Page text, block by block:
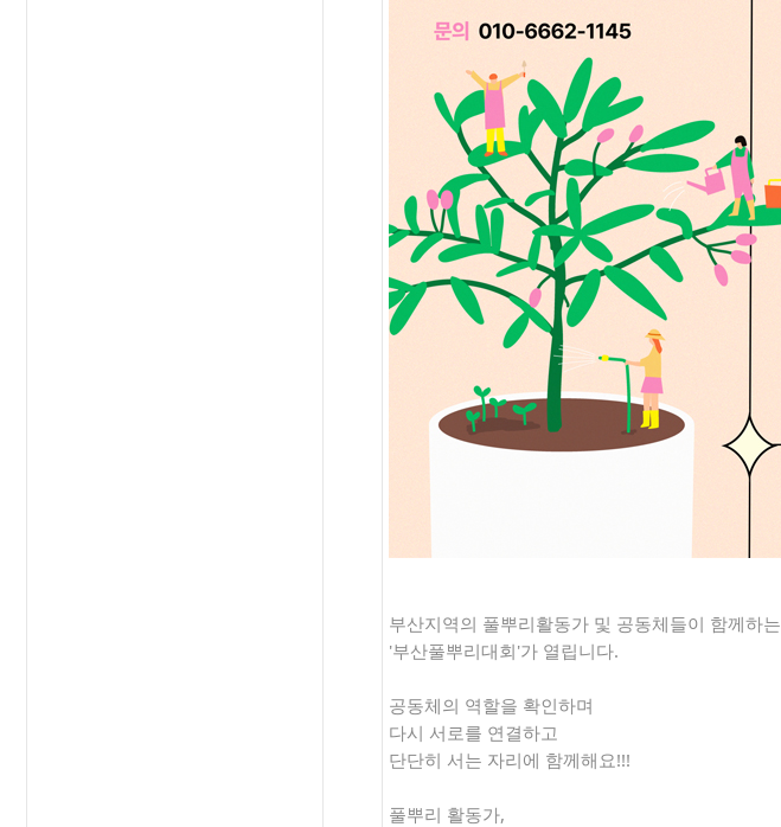
부산지역의 풀뿌리활동가 및 공동체들이 함께하는
'부산풀뿌리대회'가 열립니다.
공동체의 역할을 확인하며
다시 서로를 연결하고
단단히 서는 자리에 함께해요!!!
풀뿌리 활동가,